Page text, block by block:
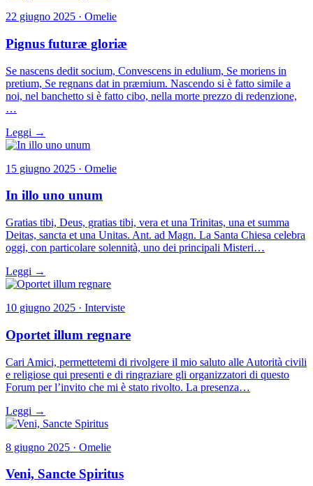
22 giugno 2025 · Omelie
Pignus futuræ gloriæ
Se nascens dedit socium, Convescens in edulium, Se moriens in
pretium, Se regnans dat in præmium. Nascendo si è fatto simile a
noi, nel banchetto si è fatto cibo, nella morte prezzo di redenzione,
…
Leggi →
15 giugno 2025 · Omelie
In illo uno unum
Gratias tibi, Deus, gratias tibi, vera et una Trinitas, una et summa
Deitas, sancta et una Unitas. Ant. ad Magn. La Santa Chiesa celebra
oggi, con particolare solennità, uno dei principali Misteri…
Leggi →
10 giugno 2025 · Interviste
Oportet illum regnare
Cari Amici, permettetemi di rivolgere il mio saluto alle Autorità civili
e religiose qui presenti e di ringraziare gli organizzatori di questo
Forum per l’invito che mi è stato rivolto. La presenza…
Leggi →
8 giugno 2025 · Omelie
Veni, Sancte Spiritus